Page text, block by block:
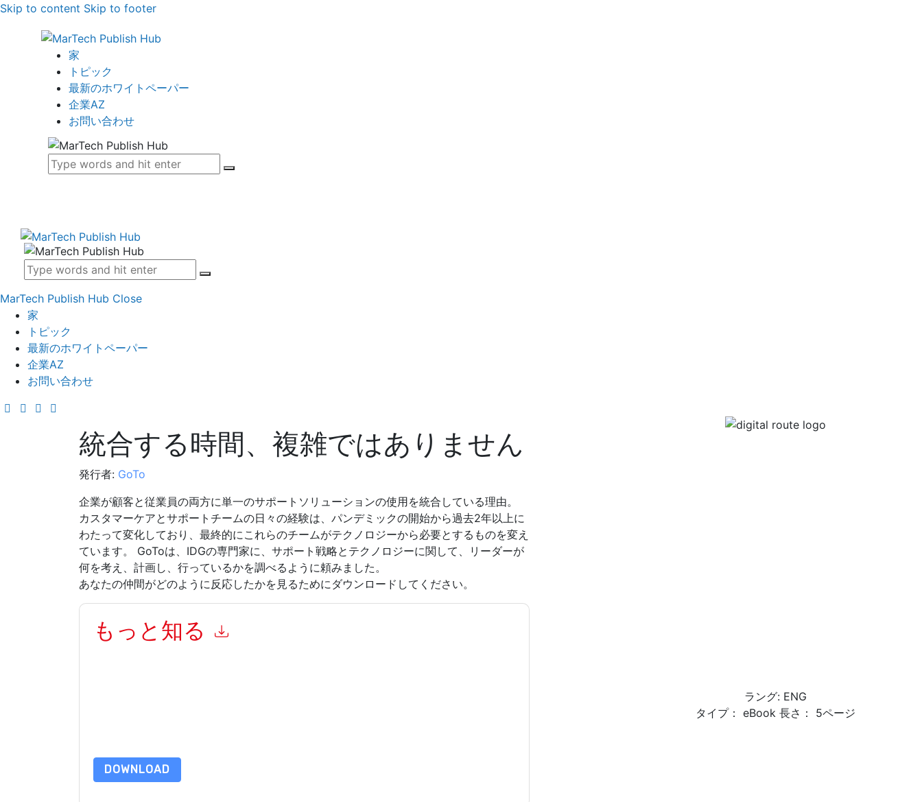
Skip to content Skip to footer
家
トピック
最新のホワイトペーパー
企業AZ
お問い合わせ
MarTech Publish Hub Close
家
トピック
最新のホワイトペーパー
企業AZ
お問い合わせ
統合する時間、複雑ではありません
発行者: GoTo
企業が顧客と従業員の両方に単一のサポートソリューションの使用を統合している理由。
カスタマーケアとサポートチームの日々の経験は、パンデミックの開始から過去2年以上に
わたって変化しており、最終的にこれらのチームがテクノロジーから必要とするものを変え
ています。 GoToは、IDGの専門家に、サポート戦略とテクノロジーに関して、リーダーが
何を考え、計画し、行っているかを調べるように頼みました。
あなたの仲間がどのように反応したかを見るためにダウンロードしてください。
もっと知る
DOWNLOAD
ラング: ENG
タイプ： eBook 長さ： 5ページ